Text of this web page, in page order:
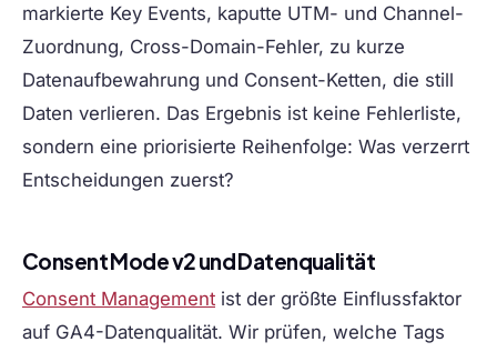
markierte Key Events, kaputte UTM- und Channel-
Zuordnung, Cross-Domain-Fehler, zu kurze
Datenaufbewahrung und Consent-Ketten, die still
Daten verlieren. Das Ergebnis ist keine Fehlerliste,
sondern eine priorisierte Reihenfolge: Was verzerrt
Entscheidungen zuerst?
Consent Mode v2 und Datenqualität
Consent Management ist der größte Einflussfaktor
auf GA4-Datenqualität. Wir prüfen, welche Tags